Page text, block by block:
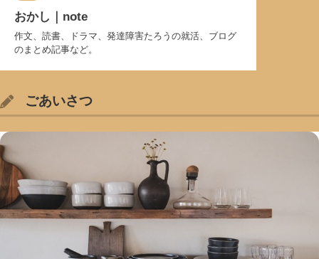
おかし｜note
作文、読書、ドラマ、発達障害たろうの就活、ブログ
のまとめ記事など。
ごあいさつ